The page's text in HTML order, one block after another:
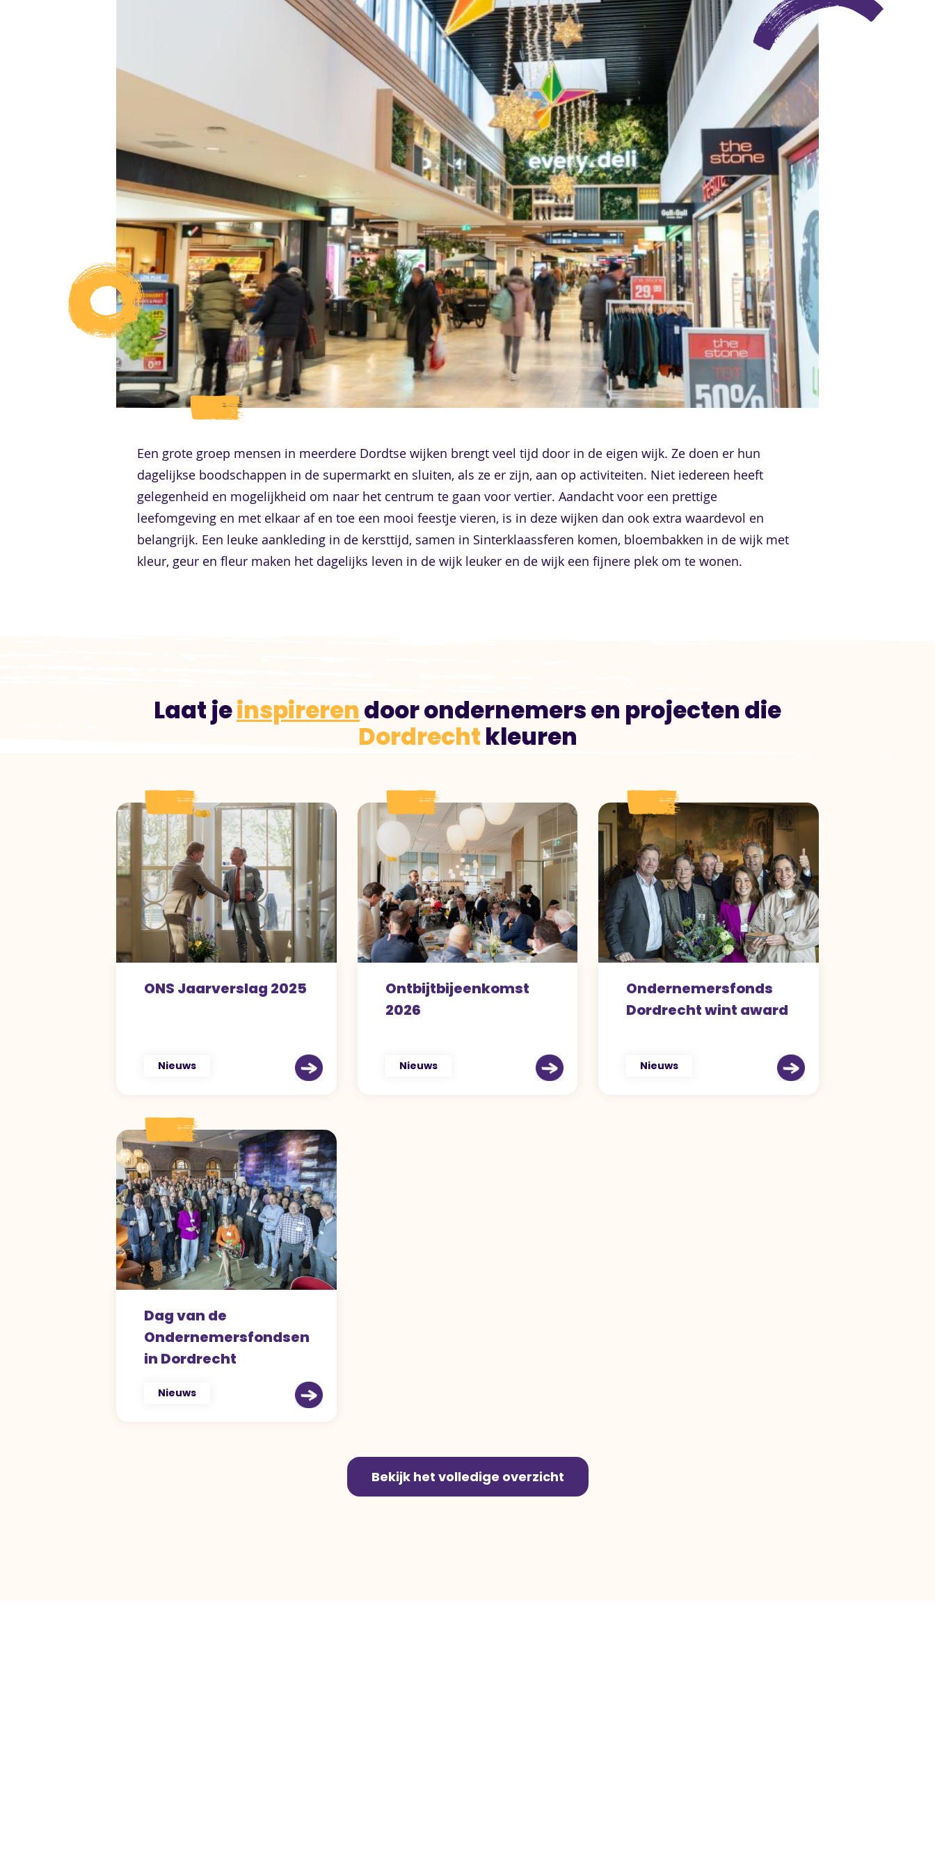
Een grote groep mensen in meerdere Dordtse wijken brengt veel tijd door in de eigen wijk. Ze doen er hun
dagelijkse boodschappen in de supermarkt en sluiten, als ze er zijn, aan op activiteiten. Niet iedereen heeft
gelegenheid en mogelijkheid om naar het centrum te gaan voor vertier. Aandacht voor een prettige
leefomgeving en met elkaar af en toe een mooi feestje vieren, is in deze wijken dan ook extra waardevol en
belangrijk. Een leuke aankleding in de kersttijd, samen in Sinterklaassferen komen, bloembakken in de wijk met
kleur, geur en fleur maken het dagelijks leven in de wijk leuker en de wijk een fijnere plek om te wonen.
Laat jeinspirerendoor ondernemers en projecten die
Dordrechtkleuren
ONS Jaarverslag 2025
Nieuws
Ontbijtbijeenkomst
2026
Nieuws
Ondernemersfonds
Dordrecht wint award
Nieuws
Dag van de
Ondernemersfondsen
in Dordrecht
Nieuws
Bekijk het volledige overzicht